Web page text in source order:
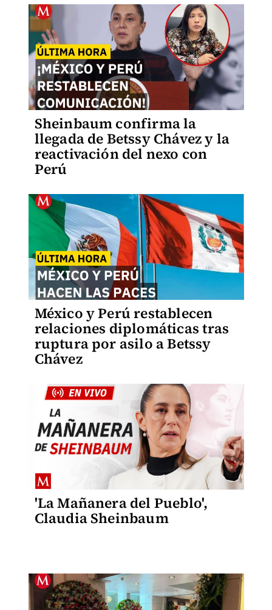
Sheinbaum confirma la
llegada de Betssy Chávez y la
reactivación del nexo con
Perú
México y Perú restablecen
relaciones diplomáticas tras
ruptura por asilo a Betssy
Chávez
'La Mañanera del Pueblo',
Claudia Sheinbaum